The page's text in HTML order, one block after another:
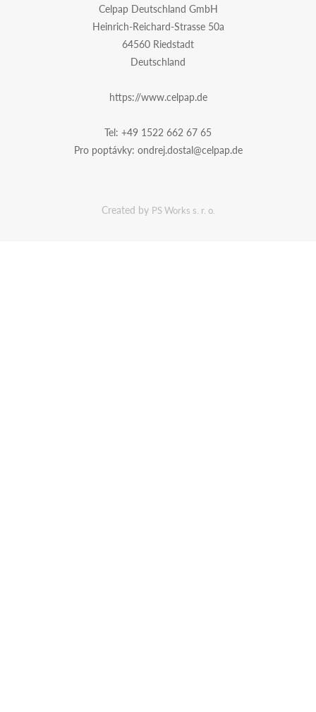
Celpap Deutschland GmbH
Heinrich-Reichard-Strasse 50a
64560 Riedstadt
Deutschland
https://www.celpap.de
Tel: +49 1522 662 67 65
Pro poptávky: ondrej.dostal@celpap.de
Created by PS Works s. r. o.